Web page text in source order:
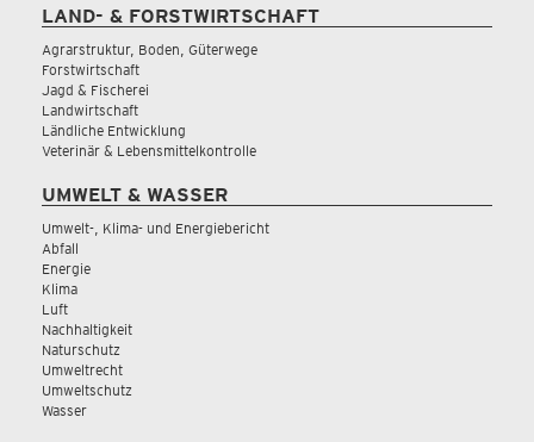
LAND- & FORSTWIRTSCHAFT
Agrarstruktur, Boden, Güterwege
Forstwirtschaft
Jagd & Fischerei
Landwirtschaft
Ländliche Entwicklung
Veterinär & Lebensmittelkontrolle
UMWELT & WASSER
Umwelt-, Klima- und Energiebericht
Abfall
Energie
Klima
Luft
Nachhaltigkeit
Naturschutz
Umweltrecht
Umweltschutz
Wasser